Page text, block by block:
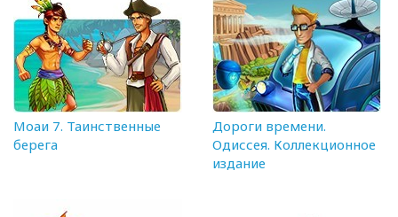
Моаи 7. Таинственные
берега
Дороги времени.
Одиссея. Коллекционное
издание